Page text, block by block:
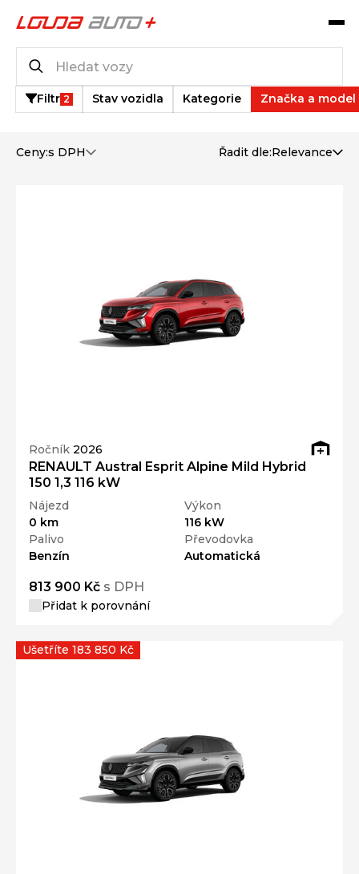
Filtr 2 Stav vozidla Kategorie Značka a model
Ceny:s DPH Řadit dle:Relevance
Ročník 2026
RENAULT Austral Esprit Alpine Mild Hybrid
150 1,3 116 kW
Nájezd
0 km
Výkon
116 kW
Palivo
Benzín
Převodovka
Automatická
813 900 Kč s DPH
Přidat k porovnání
Ušetříte 183 850 Kč